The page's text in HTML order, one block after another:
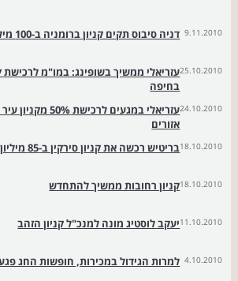
9.11.2010 דניה סיבוס תקים קניון ברומניה ב-100 מיליון שקל
25.10.2010עזריאלי ממשיך בשופינג: במו"מ לרכישת
בחיפה
24.10.2010
עזריאלי במגעים לרכישת
אזורים
18.10.2010בריטיש רכשה את קניון סירקין ב-85 מיליון שקל
18.10.2010קניון רחובות ממשיך להתחדש
11.10.2010יעקב לוסטיג מונה למנכ"ל קניון הזהב
4.10.2010 למרות הגידול במכירות, חופשות החג